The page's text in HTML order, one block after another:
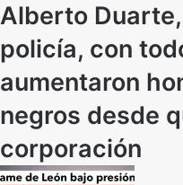
Alberto
policía, con
aumentaron
negros desde
corporación